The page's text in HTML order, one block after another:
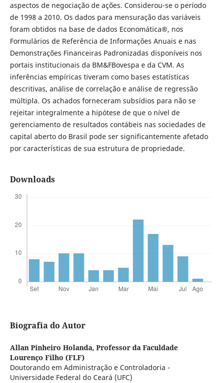
aspectos de negociação de ações. Considerou-se o período
de 1998 a 2010. Os dados para mensuração das variáveis
foram obtidos na base de dados Economática®, nos
Formulários de Referência de Informações Anuais e nas
Demonstrações Financeiras Padronizadas disponíveis nos
portais institucionais da BM&FBovespa e da CVM. As
inferências empíricas tiveram como bases estatísticas
descritivas, análise de correlação e análise de regressão
múltipla. Os achados forneceram subsídios para não se
rejeitar integralmente a hipótese de que o nível de
gerenciamento de resultados contábeis nas sociedades de
capital aberto do Brasil pode ser significantemente afetado
por características de sua estrutura de propriedade.
Downloads
Biografia do Autor
Allan Pinheiro Holanda, Professor da Faculdade
Lourenço Filho (FLF)
Doutorando em Administração e Controladoria -
Universidade Federal do Ceará (UFC)